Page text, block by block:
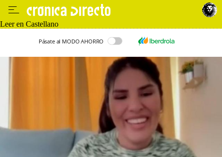
Leer en Castellano
Pásate al MODO AHORRO